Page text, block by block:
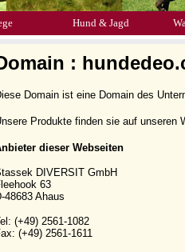
Hund & Jagd
:
Domain ist eine Domain des
Produkte finden sie auf unseren
dieser Webseiten
DIVERSIT GmbH
63
48683 Ahaus
(+49) 2561-1082
(+49) 2561-1611